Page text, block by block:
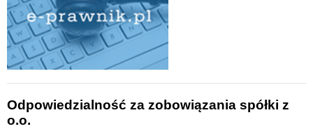
Odpowiedzialność za zobowiązania spółki z
o.o.